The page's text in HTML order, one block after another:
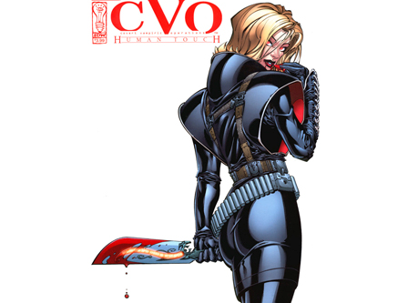
Apella 2.0 CBBE SSE BodySlide (with Physics)
Kitana CBBE SSE BodySlide (with Physics)
SB Corset Armor CBBE SSE BodySlide (with Physics)
Wedding Wear CBBE SSE BodySlide (with Physics)
Работы Тестера 55
Наёмный оборотень